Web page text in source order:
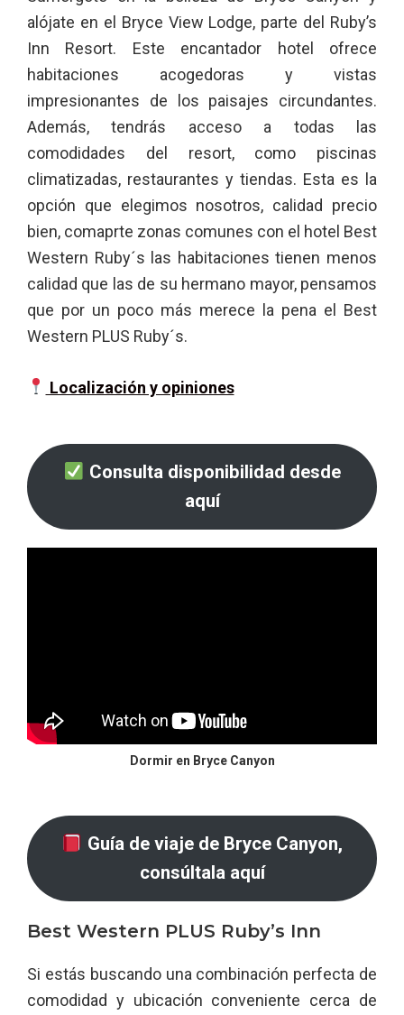
alójate en el Bryce View Lodge, parte del Ruby’s
Inn Resort. Este encantador hotel ofrece
habitaciones acogedoras y vistas
impresionantes de los paisajes circundantes.
Además, tendrás acceso a todas las
comodidades del resort, como piscinas
climatizadas, restaurantes y tiendas. Esta es la
opción que elegimos nosotros, calidad precio
bien, comaprte zonas comunes con el hotel Best
Western Ruby´s las habitaciones tienen menos
calidad que las de su hermano mayor, pensamos
que por un poco más merece la pena el Best
Western PLUS Ruby´s.
Localización y opiniones
Consulta disponibilidad desde
aquí
Dormir en Bryce Canyon
Guía de viaje de Bryce Canyon,
consúltala aquí
Best Western PLUS Ruby’s Inn
Si estás buscando una combinación perfecta de
comodidad y ubicación conveniente cerca de